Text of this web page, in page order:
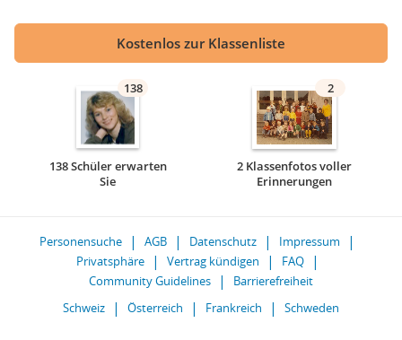
Kostenlos zur Klassenliste
138
138 Schüler erwarten
Sie
2
2 Klassenfotos voller
Erinnerungen
Personensuche AGB Datenschutz
Impressum
Privatsphäre
Vertrag kündigen
FAQ
Community Guidelines
Barrierefreiheit
Schweiz
Österreich Frankreich Schweden